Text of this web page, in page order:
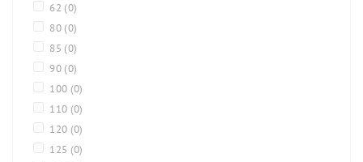
62 (0)
80 (0)
85 (0)
90 (0)
100 (0)
110 (0)
120 (0)
125 (0)